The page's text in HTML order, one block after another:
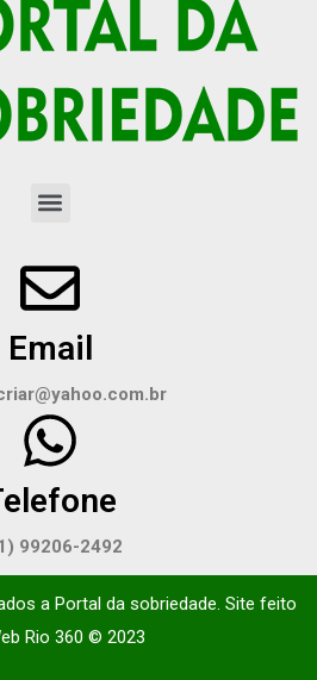
Email
99206-2492
a Portal da sobriedade. Site feito
Rio 360 © 2023​